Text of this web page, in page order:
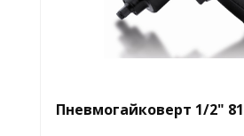
Пневмогайковерт 1/2"